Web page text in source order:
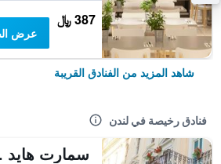
387 ﷼
عرض
شاهد المزيد من الفنادق القريبة
فنادق رخيصة في لندن